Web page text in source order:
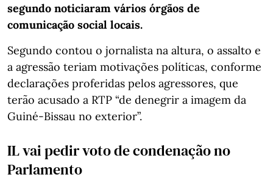
segundo noticiaram vários órgãos de
comunicação social locais.
Segundo contou o jornalista na altura, o assalto e
a agressão teriam motivações políticas, conforme
declarações proferidas pelos agressores, que
terão acusado a RTP “de denegrir a imagem da
Guiné-Bissau no exterior”.
IL vai pedir voto de condenação no
Parlamento